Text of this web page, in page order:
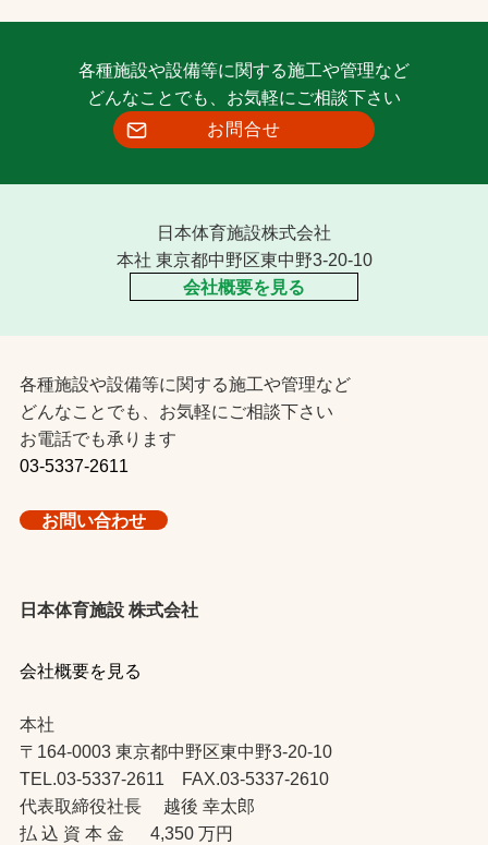
各種施設や設備等に関する施工や管理など
どんなことでも、お気軽にご相談下さい
お問合せ
日本体育施設株式会社
本社 東京都中野区東中野3-20-10
会社概要を見る
各種施設や設備等に関する施工や管理など
どんなことでも、お気軽にご相談下さい
お電話でも承ります
03-5337-2611
お問い合わせ
日本体育施設 株式会社
会社概要を見る
本社
〒164-0003 東京都中野区東中野3-20-10
TEL.03-5337-2611 FAX.03-5337-2610
代表取締役社長 越後 幸太郎
払 込 資 本 金 4,350 万円